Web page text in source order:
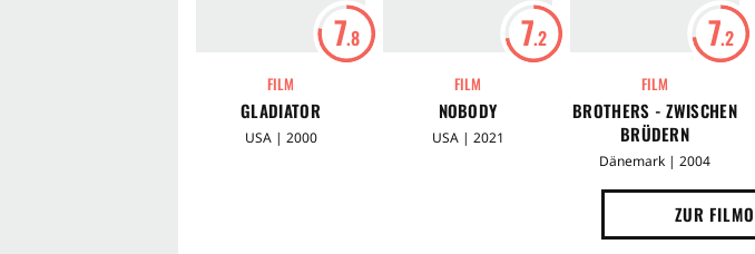
7.8
FILM
GLADIATOR
USA | 2000
7.2
FILM
NOBODY
USA | 2021
7.2
FILM
BROTHERS - ZWISCHEN
BRÜDERN
Dänemark | 2004
ZUR